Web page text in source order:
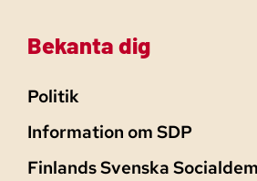
Bekanta dig
Politik
Information om SDP
Finlands Svenska